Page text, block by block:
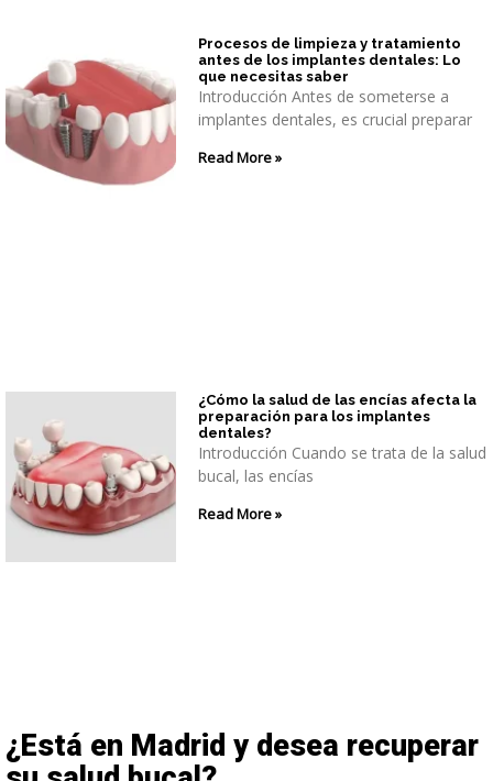
Procesos de limpieza y tratamiento
antes de los implantes dentales: Lo
que necesitas saber
Introducción Antes de someterse a
implantes dentales, es crucial preparar
Read More »
¿Cómo la salud de las encías afecta la
preparación para los implantes
dentales?
Introducción Cuando se trata de la salud
bucal, las encías
Read More »
¿Está en Madrid y desea recuperar